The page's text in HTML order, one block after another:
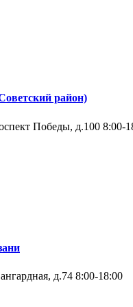
район)
Победы, д.100 8:00-
д.74 8:00-18:00